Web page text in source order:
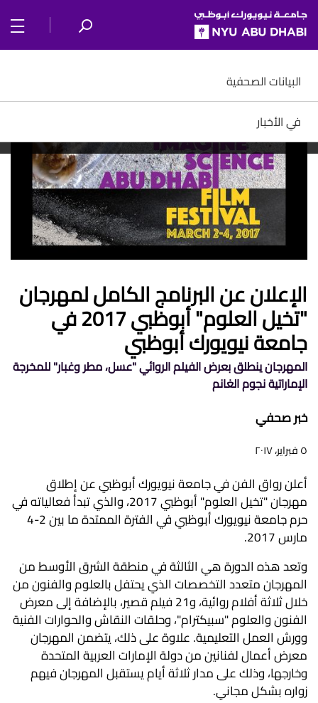
SKIP TO ALL NYU NAVIGATION
SKIP TO MAIN CONTENT
البيانات الصحفية
في الأخبار
الإعلان عن البرنامج الكامل لمهرجان
"تخيل العلوم" أبوظبي 2017 في
جامعة نيويورك أبوظبي
المهرجان ينطلق بعرض الفيلم الروائي "عسل، مطر وغبار" للمخرجة
الإماراتية نجوم الغانم
خبر صحفي
أعلن رواق الفن في جامعة نيويورك أبوظبي عن إطلاق
مهرجان "تخيل العلوم" أبوظبي 2017، والذي تبدأ فعالياته في
حرم جامعة نيويورك أبوظبي في الفترة الممتدة ما بين 2-4
مارس 2017.
وتعد هذه الدورة هي الثالثة في منطقة الشرق الأوسط من
المهرجان متعدد التخصصات الذي يحتفل بالعلوم والفنون من
خلال ثلاثة أفلام روائية، و21 فيلم قصير، بالإضافة إلى معرض
الفنون والعلوم "سبيكترام"، وحلقات النقاش والحوارات الفنية
وورش العمل التعليمية. علاوة على ذلك، يتضمن المهرجان
معرض أعمال لفنانين من دولة الإمارات العربية المتحدة
وخارجها، وذلك على مدار ثلاثة أيام يستقبل المهرجان فيهم
زواره بشكل مجاني.